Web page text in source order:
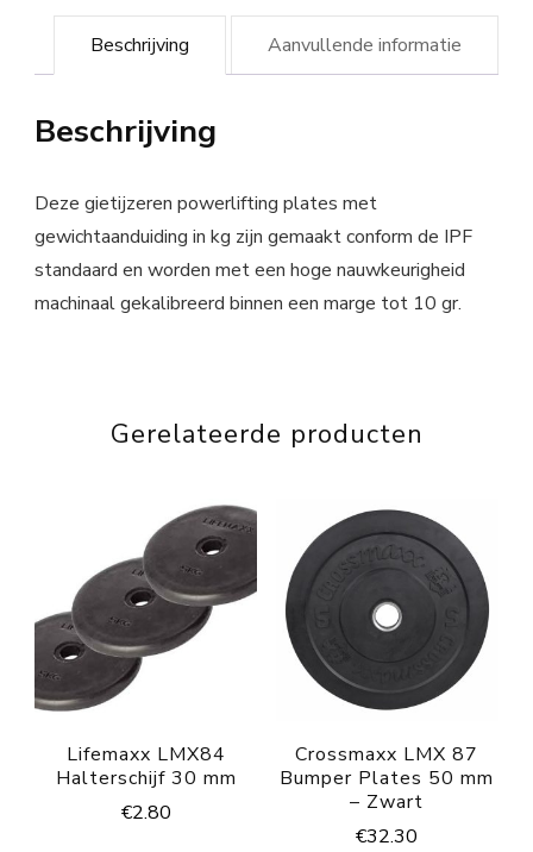
Beschrijving Aanvullende informatie
Beschrijving
Deze gietijzeren powerlifting plates met
gewichtaanduiding in kg zijn gemaakt conform de IPF
standaard en worden met een hoge nauwkeurigheid
machinaal gekalibreerd binnen een marge tot 10 gr.
Gerelateerde producten
Lifemaxx LMX84
Halterschijf 30 mm
€2.80
Crossmaxx LMX 87
Bumper Plates 50 mm
– Zwart
€32.30